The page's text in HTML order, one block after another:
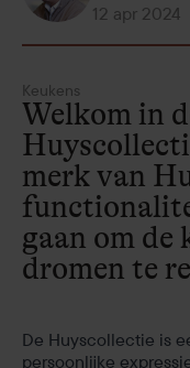
12 apr 2024
Keukens
Welkom in
merk van
gaan om de
dromen te
De Huyscollectie is
persoonlijke